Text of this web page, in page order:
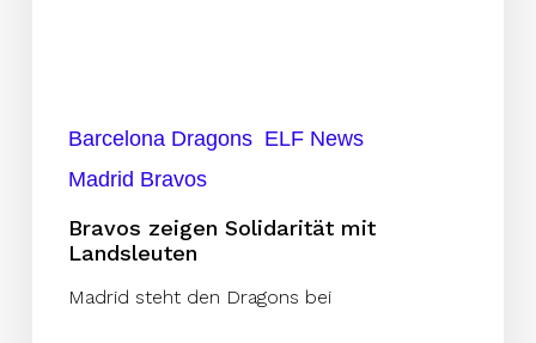
Barcelona Dragons ELF News
Madrid Bravos
Bravos zeigen Solidarität mit
Landsleuten
Madrid steht den Dragons bei